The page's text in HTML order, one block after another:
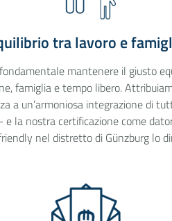
tra lavoro e
mantenere il giusto
famiglia e tempo libero.
a un’armoniosa integrazione di
e la nostra certificazione come
nel distretto di Günzburg lo